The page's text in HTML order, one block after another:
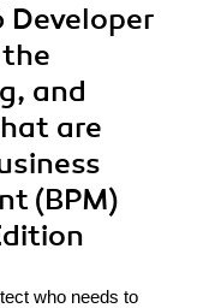
Developer
and
are
(BPM)
who needs to